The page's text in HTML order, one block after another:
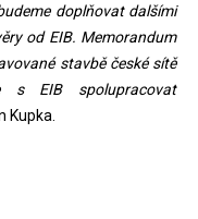
doplňovat dalšími
od EIB. Memorandum
stavbě české sítě
s EIB spolupracovat
Kupka.